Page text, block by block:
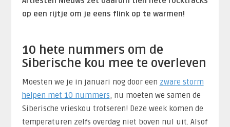
op een rijtje om je eens flink op te warmen!
10 hete nummers om de
Siberische kou mee te overleven
Moesten we je in januari nog door een zware storm
helpen met 10 nummers, nu moeten we samen de
Siberische vrieskou trotseren! Deze week komen de
temperaturen zelfs overdag niet boven nul uit. Alsof